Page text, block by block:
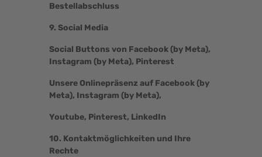
Bestellabschluss
9. Social Media
Social Buttons von Facebook (by Meta),
Instagram (by Meta), Pinterest
Unsere Onlinepräsenz auf Facebook (by
Meta), Instagram (by Meta),
Youtube, Pinterest, LinkedIn
10. Kontaktmöglichkeiten und Ihre
Rechte